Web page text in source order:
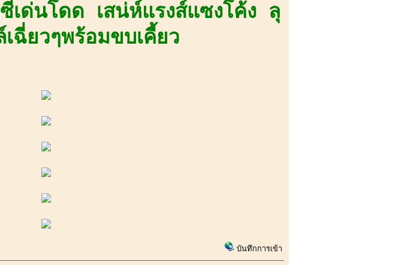
เด่นโดด เสน่ห์แรงส์แซงโค้ง ลุ
ฉี่ยวๆพร้อมขบเคี้ยว
บันทึกการเข้า